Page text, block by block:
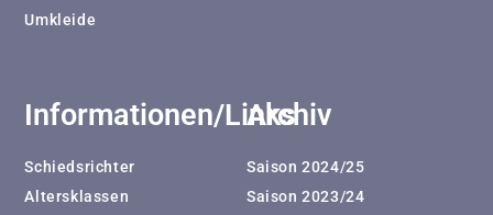
Umkleide
Informationen/Links
Schiedsrichter
Altersklassen
Archiv
Saison 2024/25
Saison 2023/24